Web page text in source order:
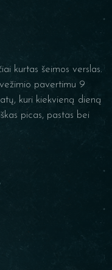
kurtas šeimos verslas.
pavertimu 9
kuri kiekvieną dieną
picas, pastas bei